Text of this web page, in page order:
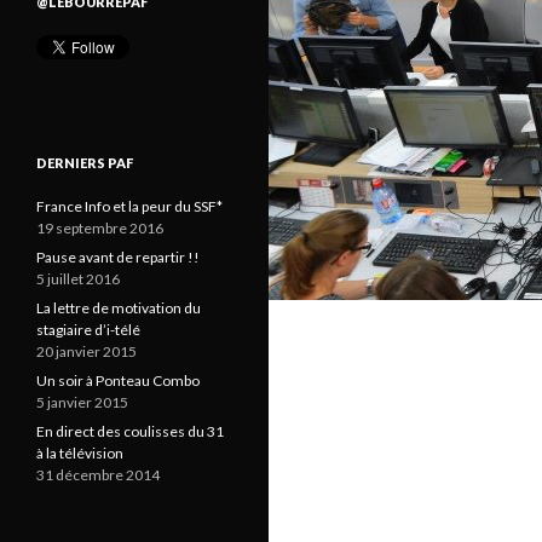
DERNIERS PAF
France Info et la peur du SSF*
19 septembre 2016
Pause avant de repartir !!
5 juillet 2016
La lettre de motivation du
stagiaire d’i-télé
20 janvier 2015
Un soir à Ponteau Combo
5 janvier 2015
En direct des coulisses du 31
à la télévision
31 décembre 2014